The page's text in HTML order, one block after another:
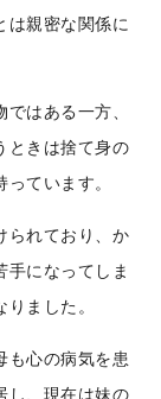
は親密な関係に
はある一方、
ときは捨て身の
ています。
られており、か
手になってしま
ました。
も心の病気を患
し、現在は妹の